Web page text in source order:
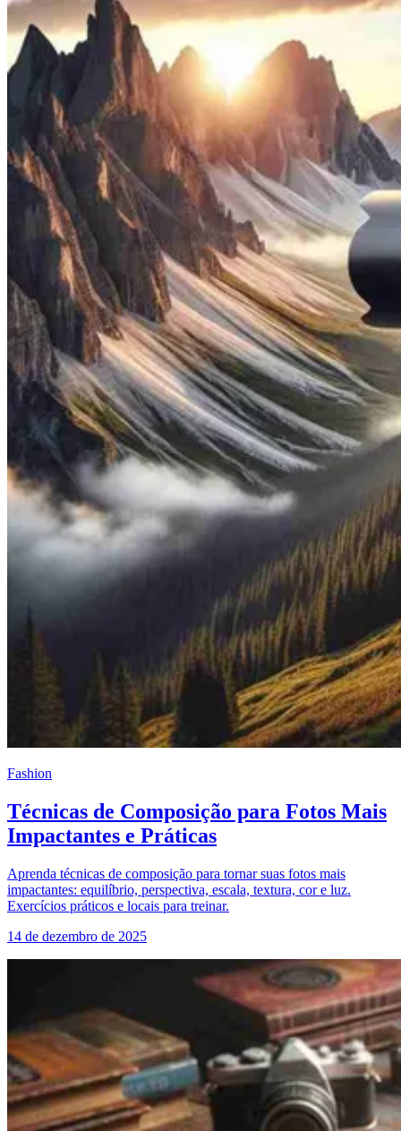
Fashion
Técnicas de Composição para Fotos Mais
Impactantes e Práticas
Aprenda técnicas de composição para tornar suas fotos mais
impactantes: equilíbrio, perspectiva, escala, textura, cor e luz.
Exercícios práticos e locais para treinar.
14 de dezembro de 2025